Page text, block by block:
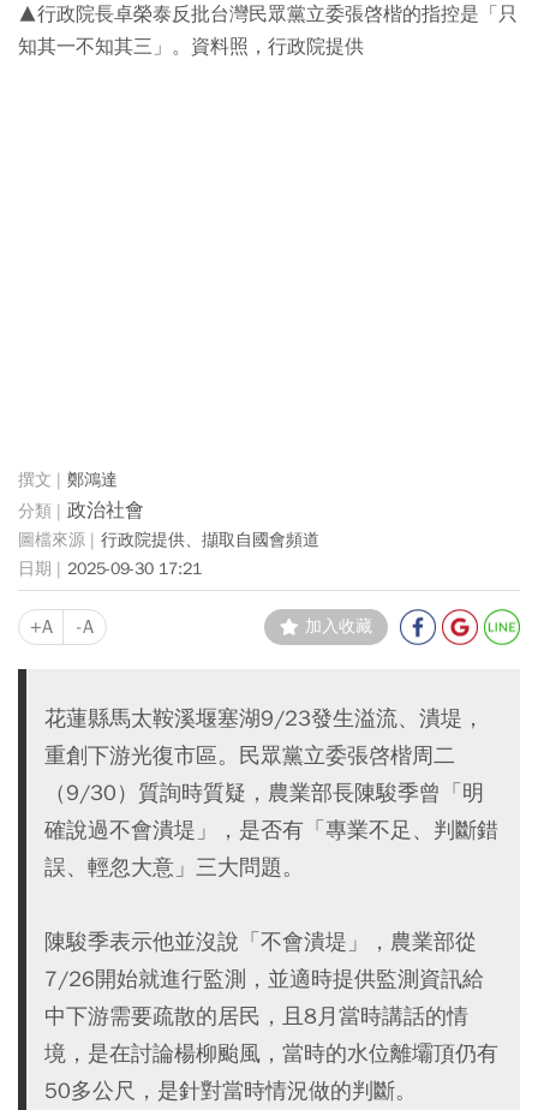
▲行政院長卓榮泰反批台灣民眾黨立委張啓楷的指控是「只
知其一不知其三」。資料照，行政院提供
鄭鴻達
政治社會
行政院提供、擷取自國會頻道
2025-09-30 17:21
+A -A 加入收藏
花蓮縣馬太鞍溪堰塞湖9/23發生溢流、潰堤，
重創下游光復市區。民眾黨立委張啓楷周二
（9/30）質詢時質疑，農業部長陳駿季曾「明
確說過不會潰堤」，是否有「專業不足、判斷錯
誤、輕忽大意」三大問題。
陳駿季表示他並沒說「不會潰堤」，農業部從
7/26開始就進行監測，並適時提供監測資訊給
中下游需要疏散的居民，且8月當時講話的情
境，是在討論楊柳颱風，當時的水位離壩頂仍有
50多公尺，是針對當時情況做的判斷。